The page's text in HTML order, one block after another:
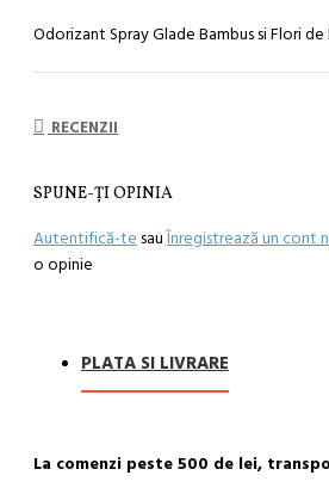
Odorizant Spray Glade Bambus si Flori
RECENZII
SPUNE-ŢI OPINIA
Autentifică-te sauÎnregistrează un cont
o opinie
PLATA SI LIVRARE
La comenzi peste 500 de lei,